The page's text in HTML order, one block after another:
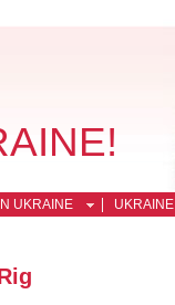
UKRAINE UKRAINE